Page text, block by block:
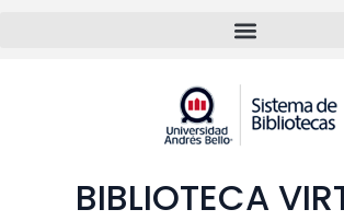
BIBLIOTECA